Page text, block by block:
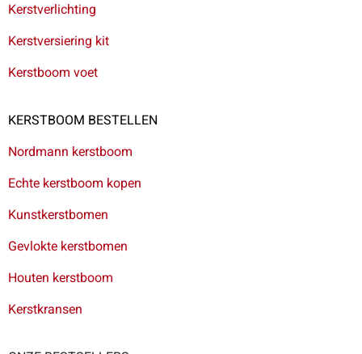
Kerstverlichting
Kerstversiering kit
Kerstboom voet
KERSTBOOM BESTELLEN
Nordmann kerstboom
Echte kerstboom kopen
Kunstkerstbomen
Gevlokte kerstbomen
Houten kerstboom
Kerstkransen